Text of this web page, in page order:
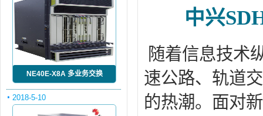
NE40E-X8A 多业务交换
2018-5-10
中兴
随着信息技术
速公路、轨道
的热潮。面对